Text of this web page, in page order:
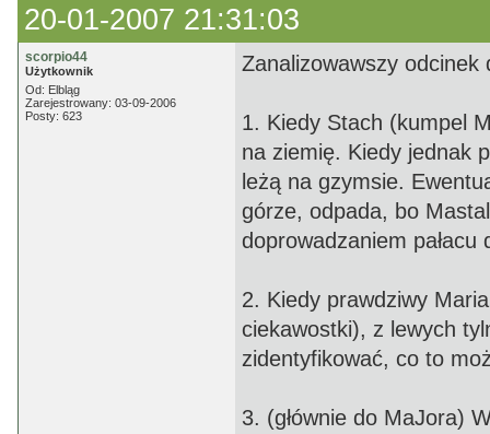
20-01-2007 21:31:03
scorpio44
Użytkownik
Od: Elbląg
Zarejestrowany: 03-09-2006
Posty: 623
Zanalizowawszy
1. Kiedy Stach (kumpel
na ziemię. Kiedy jednak
leżą na gzymsie.
górze, odpada, bo
doprowadzaniem pałacu
2. Kiedy prawdziwy
ciekawostki), z lewych
zidentyfikować, co to
3. (głównie do MaJora)